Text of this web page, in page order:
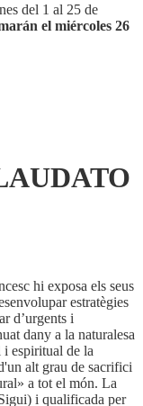
del 1 al 25 de
el miércoles 26
hi exposa els seus
estratègies
d’urgents i
dany a la naturalesa
espiritual de la
alt grau de sacrifici
a tot el món. La
i qualificada per